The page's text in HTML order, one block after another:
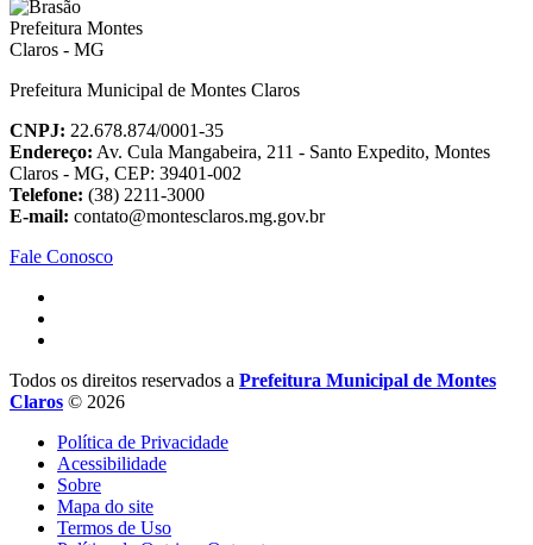
Prefeitura Municipal de Montes Claros
CNPJ: 22.678.874/0001-35
Endereço: Av. Cula Mangabeira, 211 - Santo Expedito, Montes
Claros - MG, CEP: 39401-002
Telefone: (38) 2211-3000
E-mail: contato@montesclaros.mg.gov.br
Fale Conosco
Todos os direitos reservados a Prefeitura Municipal de Montes
Claros © 2026
Política de Privacidade
Acessibilidade
Sobre
Mapa do site
Termos de Uso